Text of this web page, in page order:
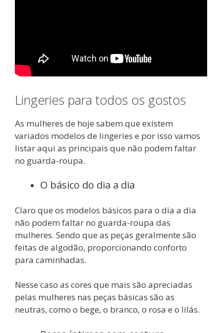
Lingeries para todos os gostos
As mulheres de hoje sabem que existem
variados modelos de lingeries e por isso vamos
listar aqui as principais que não podem faltar
no guarda-roupa.
O básico do dia a dia
Claro que os modelos básicos para o dia a dia
não podem faltar no guarda-roupa das
mulheres. Sendo que as peças geralmente são
feitas de algodão, proporcionando conforto
para caminhadas.
Nesse caso as cores que mais são apreciadas
pelas mulheres nas peças básicas são as
neutras, como o bege, o branco, o rosa e o lilás.